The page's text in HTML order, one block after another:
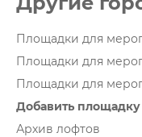
Площадки для
Площадки для
Площадки для
Добавить площадку
Архив лофтов